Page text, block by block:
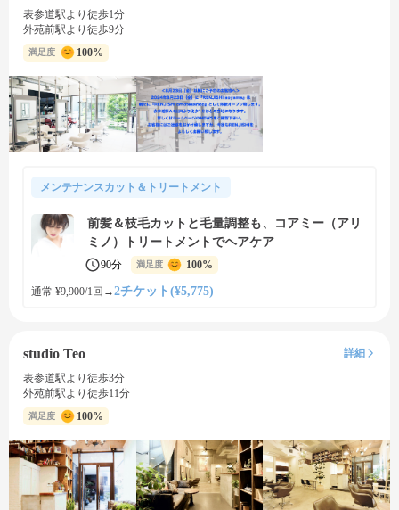
表参道駅より徒歩1分
外苑前駅より徒歩9分
満足度 100%
メンテナンスカット＆トリートメント
前髪＆枝毛カットと毛量調整も、コアミー（アリ
ミノ）トリートメントでヘアケア
90分 満足度 100%
通常 ¥9,900/1回 →2チケット(¥5,775)
studio Teo
詳細
表参道駅より徒歩3分
外苑前駅より徒歩11分
満足度 100%